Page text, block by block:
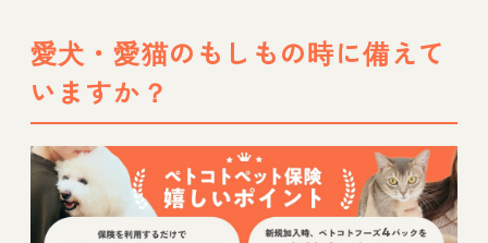
愛犬・愛猫のもしもの時に備えて
いますか？